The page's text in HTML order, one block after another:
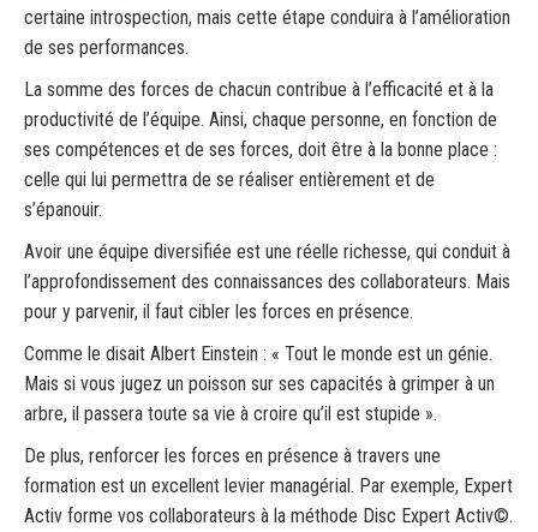
certaine introspection, mais cette étape conduira à l’amélioration
de ses performances.
La somme des forces de chacun contribue à l’efficacité et à la
productivité de l’équipe. Ainsi, chaque personne, en fonction de
ses compétences et de ses forces, doit être à la bonne place :
celle qui lui permettra de se réaliser entièrement et de
s’épanouir.
Avoir une équipe diversifiée est une réelle richesse, qui conduit à
l’approfondissement des connaissances des collaborateurs. Mais
pour y parvenir, il faut cibler les forces en présence.
Comme le disait Albert Einstein : « Tout le monde est un génie.
Mais si vous jugez un poisson sur ses capacités à grimper à un
arbre, il passera toute sa vie à croire qu’il est stupide ».
De plus, renforcer les forces en présence à travers une
formation est un excellent levier managérial. Par exemple, Expert
Activ forme vos collaborateurs à la méthode Disc Expert Activ©.